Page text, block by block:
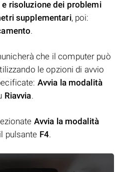
e risoluzione dei problemi
supplementari, poi:
.
che il computer può
le opzioni di avvio
Avvia la modalità
Riavvia.
Avvia la modalità
pulsante F4.